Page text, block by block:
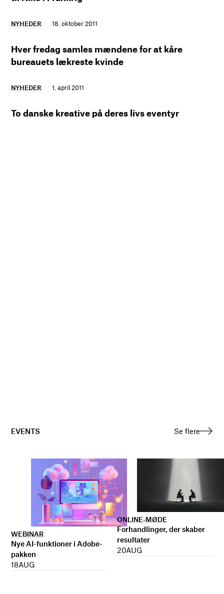
NYHEDER 18. oktober 2011
Hver fredag samles mændene for at kåre
bureauets lækreste kvinde
NYHEDER 1. april 2011
To danske kreative på deres livs eventyr
EVENTS Se flere
WEBINAR
Nye AI-funktioner i Adobe-
pakken
18AUG
ONLINE-MØDE
Forhandlinger, der skaber
resultater
20AUG